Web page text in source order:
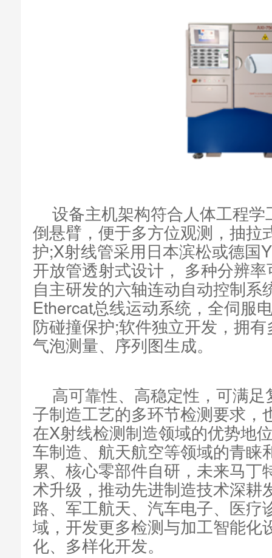
设备主机架构符合人体工程
倒悬臂，便于多方位观测，抽拉
护;X射线管采用日本滨松或德国
开放管透射式设计， 多种分辨
自主研发的六轴连动自动控制系
Ethercat总线运动系统，全伺服
防碰撞保护;软件独立开发，拥
气泡测量、序列图生成。
高可靠性、高稳定性，可满
子制造工艺的多环节检测要求，
在X射线检测制造领域的优势地
车制造、航天航空等领域的青睐
累、核心零部件自研，未来马丁
术升级，推动先进制造技术深耕
路、军工航天、汽车电子、医疗
域，开发更多检测与加工智能化
化、多样化开发。